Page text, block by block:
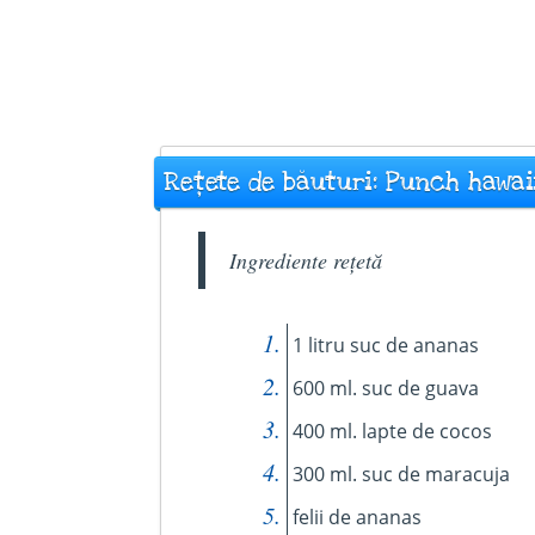
Rețete de băuturi: Punch
Ingrediente rețetă
1 litru suc de ananas
600 ml. suc de guava
400 ml. lapte de cocos
300 ml. suc de maracuja
felii de ananas